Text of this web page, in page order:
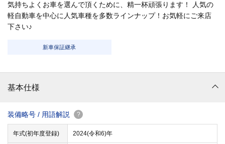
気持ちよくお車を選んで頂くために、精一杯頑張ります！ 人気の
軽自動車を中心に人気車種を多数ラインナップ！お気軽にご来店
下さい♪
新車保証継承
基本仕様
装備略号 / 用語解説 ?
年式(初年度登録) 2024(令和6)年